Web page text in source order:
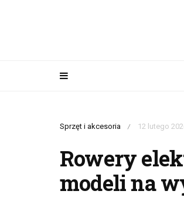
Sprzęt i akcesoria / 12 lutego
Rowery
modeli na